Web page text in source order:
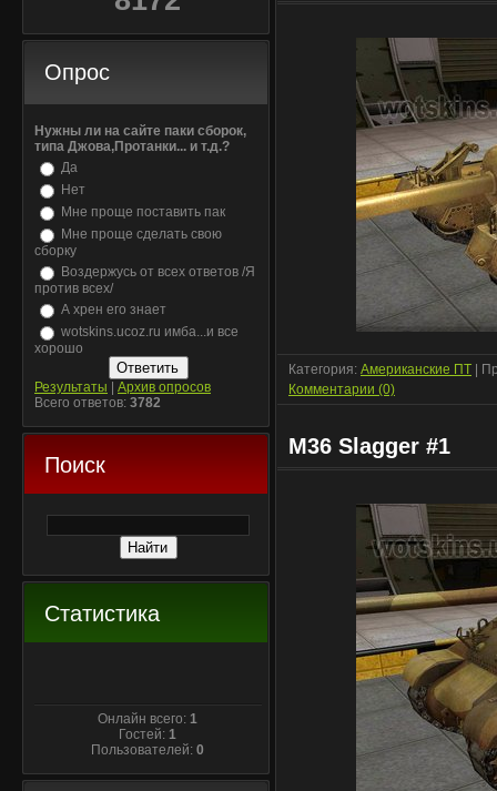
Опрос
Нужны ли на сайте паки сборок,
типа Джова,Протанки... и т.д.?
Да
Нет
Мне проще поставить пак
Мне проще сделать свою
сборку
Воздержусь от всех ответов /Я
против всех/
А хрен его знает
wotskins.ucoz.ru имба...и все
хорошо
Результаты
Архив опросов
Всего ответов: 3782
Поиск
Статистика
Онлайн всего:1
Гостей:1
Пользователей:0
Категория: Американские ПТ |
Комментарии (0)
M36 Slagger #1